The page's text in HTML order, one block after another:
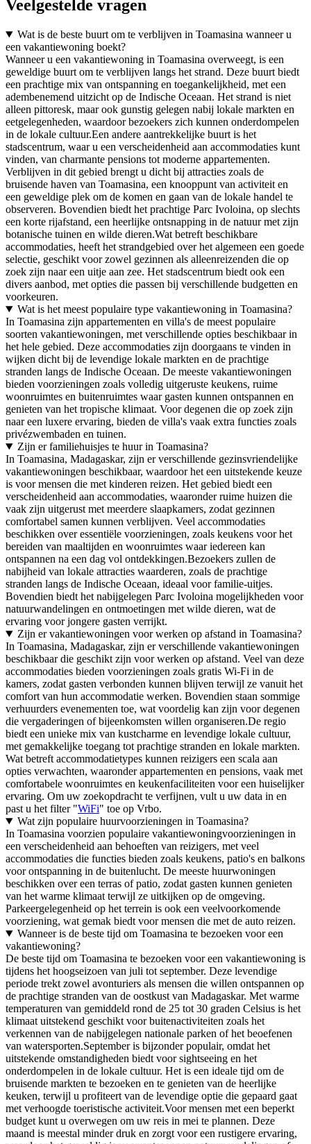
Veelgestelde vragen
Wat is de beste buurt om te verblijven in Toamasina wanneer u
een vakantiewoning boekt?
Wanneer u een vakantiewoning in Toamasina overweegt, is een
geweldige buurt om te verblijven langs het strand. Deze buurt biedt
een prachtige mix van ontspanning en toegankelijkheid, met een
adembenemend uitzicht op de Indische Oceaan. Het strand is niet
alleen pittoresk, maar ook gunstig gelegen nabij lokale markten en
eetgelegenheden, waardoor bezoekers zich kunnen onderdompelen
in de lokale cultuur.Een andere aantrekkelijke buurt is het
stadscentrum, waar u een verscheidenheid aan accommodaties kunt
vinden, van charmante pensions tot moderne appartementen.
Verblijven in dit gebied brengt u dicht bij attracties zoals de
bruisende haven van Toamasina, een knooppunt van activiteit en
een geweldige plek om de komen en gaan van de lokale handel te
observeren. Bovendien biedt het prachtige Parc Ivoloina, op slechts
een korte rijafstand, een heerlijke ontsnapping in de natuur met zijn
botanische tuinen en wilde dieren.Wat betreft beschikbare
accommodaties, heeft het strandgebied over het algemeen een goede
selectie, geschikt voor zowel gezinnen als alleenreizenden die op
zoek zijn naar een uitje aan zee. Het stadscentrum biedt ook een
divers aanbod, met opties die passen bij verschillende budgetten en
voorkeuren.
Wat is het meest populaire type vakantiewoning in Toamasina?
In Toamasina zijn appartementen en villa's de meest populaire
soorten vakantiewoningen, met verschillende opties beschikbaar in
het hele gebied. Deze accommodaties zijn doorgaans te vinden in
wijken dicht bij de levendige lokale markten en de prachtige
stranden langs de Indische Oceaan. De meeste vakantiewoningen
bieden voorzieningen zoals volledig uitgeruste keukens, ruime
woonruimtes en buitenruimtes waar gasten kunnen ontspannen en
genieten van het tropische klimaat. Voor degenen die op zoek zijn
naar een luxere ervaring, bieden de villa's vaak extra functies zoals
privézwembaden en tuinen.
Zijn er familiehuisjes te huur in Toamasina?
In Toamasina, Madagaskar, zijn er verschillende gezinsvriendelijke
vakantiewoningen beschikbaar, waardoor het een uitstekende keuze
is voor mensen die met kinderen reizen. Het gebied biedt een
verscheidenheid aan accommodaties, waaronder ruime huizen die
vaak zijn uitgerust met meerdere slaapkamers, zodat gezinnen
comfortabel samen kunnen verblijven. Veel accommodaties
beschikken over essentiële voorzieningen, zoals keukens voor het
bereiden van maaltijden en woonruimtes waar iedereen kan
ontspannen na een dag vol ontdekkingen.Bezoekers zullen de
nabijheid van lokale attracties waarderen, zoals de prachtige
stranden langs de Indische Oceaan, ideaal voor familie-uitjes.
Bovendien biedt het nabijgelegen Parc Ivoloina mogelijkheden voor
natuurwandelingen en ontmoetingen met wilde dieren, wat de
ervaring voor jongere gasten verrijkt.
Zijn er vakantiewoningen voor werken op afstand in Toamasina?
In Toamasina, Madagaskar, zijn er verschillende vakantiewoningen
beschikbaar die geschikt zijn voor werken op afstand. Veel van deze
accommodaties bieden voorzieningen zoals gratis Wi-Fi in de
kamers, zodat gasten verbonden kunnen blijven terwijl ze vanuit het
comfort van hun accommodatie werken. Bovendien staan sommige
verhuurders evenementen toe, wat voordelig kan zijn voor degenen
die vergaderingen of bijeenkomsten willen organiseren.De regio
biedt een unieke mix van kustcharme en levendige lokale cultuur,
met gemakkelijke toegang tot prachtige stranden en lokale markten.
Wat betreft accommodatietypes kunnen reizigers een scala aan
opties verwachten, waaronder appartementen en pensions, vaak met
comfortabele woonruimtes en keukenfaciliteiten voor een huiselijker
ervaring. Om uw zoekopdracht te verfijnen, vult u uw data in en
past u het filter "WiFi" toe op Vrbo.
Wat zijn populaire huurvoorzieningen in Toamasina?
In Toamasina voorzien populaire vakantiewoningvoorzieningen in
een verscheidenheid aan behoeften van reizigers, met veel
accommodaties die functies bieden zoals keukens, patio's en balkons
voor ontspanning in de buitenlucht. De meeste huurwoningen
beschikken over een terras of patio, zodat gasten kunnen genieten
van het warme klimaat terwijl ze uitkijken op de omgeving.
Parkeergelegenheid op het terrein is ook een veelvoorkomende
voorziening, wat gemak biedt voor mensen die met de auto reizen.
Wanneer is de beste tijd om Toamasina te bezoeken voor een
vakantiewoning?
De beste tijd om Toamasina te bezoeken voor een vakantiewoning is
tijdens het hoogseizoen van juli tot september. Deze levendige
periode trekt zowel avonturiers als mensen die willen ontspannen op
de prachtige stranden van de oostkust van Madagaskar. Met warme
temperaturen van gemiddeld rond de 25 tot 30 graden Celsius is het
klimaat uitstekend geschikt voor buitenactiviteiten zoals het
verkennen van de nabijgelegen nationale parken of het beoefenen
van watersporten.September is bijzonder populair, omdat het
uitstekende omstandigheden biedt voor sightseeing en het
onderdompelen in de lokale cultuur. Het is een ideale tijd om de
bruisende markten te bezoeken en te genieten van de heerlijke
keuken, terwijl u profiteert van de levendige optie die gepaard gaat
met verhoogde toeristische activiteit.Voor mensen met een beperkt
budget kunt u overwegen om uw reis in mei te plannen. Deze
maand is meestal minder druk en zorgt voor een rustigere ervaring,